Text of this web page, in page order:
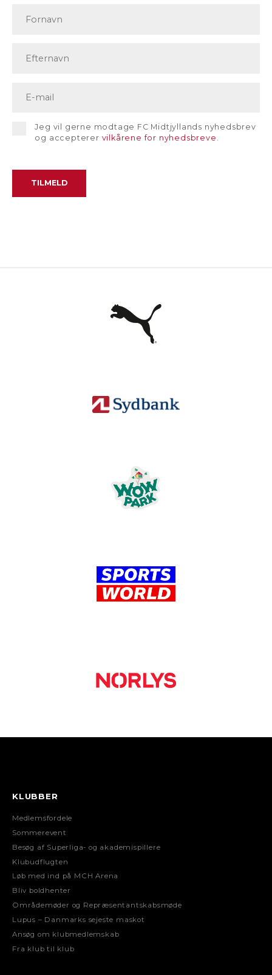
Jeg vil gerne modtage FC Midtjyllands nyhedsbrev
og accepterer vilkårene for nyhedsbreve
KLUBBER
Medlemsfordele
Sommerevent
Besøg af Superliga- og akademispillere
Klubudflugten
Løb med ind på MCH Arena
Bliv boldhenter
Områdemøder og Repræsentantskabsmøde
Lupus – Danmarks sejeste maskot
Ansøg om klubmedlemskab
Fra klub til klub